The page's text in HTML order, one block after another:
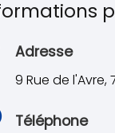
Adresse
9 Rue de l'Avre,
Téléphone